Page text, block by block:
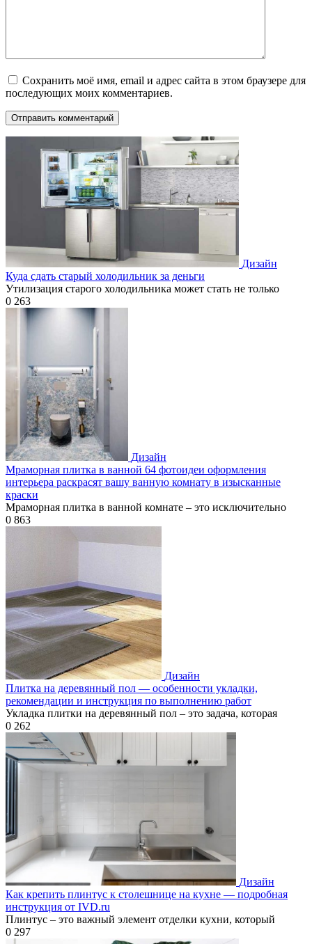
Сохранить моё имя, email и адрес сайта в этом браузере для
последующих моих комментариев.
Дизайн
Куда сдать старый холодильник за деньги
Утилизация старого холодильника может стать не только
0 263
Дизайн
Мраморная плитка в ванной 64 фотоидеи оформления
интерьера раскрасят вашу ванную комнату в изысканные
краски
Мраморная плитка в ванной комнате – это исключительно
0 863
Дизайн
Плитка на деревянный пол — особенности укладки,
рекомендации и инструкция по выполнению работ
Укладка плитки на деревянный пол – это задача, которая
0 262
Дизайн
Как крепить плинтус к столешнице на кухне — подробная
инструкция от IVD.ru
Плинтус – это важный элемент отделки кухни, который
0 297